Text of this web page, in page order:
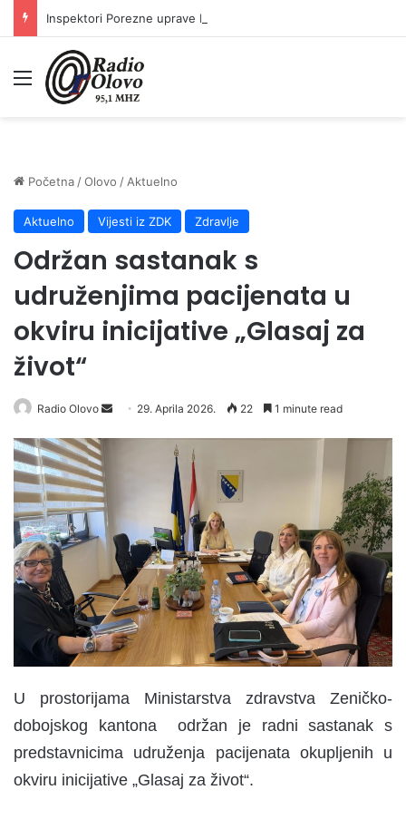
Meni
Početna /Olovo / Aktuelno
Aktuelno Vijesti iz ZDK Zdravlje
Održan sastanak s
udruženjima pacijenata u
okviru inicijative „Glasaj za
život“
Radio Olovo
e
m
a
i
l
29. Aprila 2026. 22 1 minute read
U prostorijama Ministarstva zdravstva Zeničko-
dobojskog kantona održan je radni sastanak s
predstavnicima udruženja pacijenata okupljenih u
okviru inicijative „Glasaj za život“.